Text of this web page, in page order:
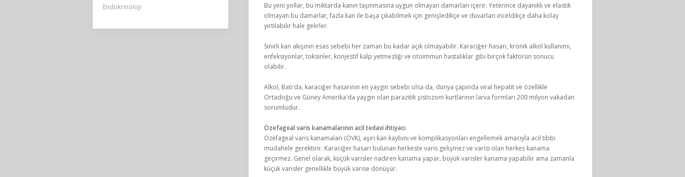
Bu yeni yollar, bu miktarda kanın taşınmasına uygun olmayan damarları içerir. Yeterince dayanıklı ve elastik
olmayan bu damarlar, fazla kan ile başa çıkabilmek için genişledikçe ve duvarları inceldikçe daha kolay
yırtılabilir hale gelirler.
Sınırlı kan akışının esas sebebi her zaman bu kadar açık olmayabilir. Karaciğer hasarı, kronik alkol kullanımı,
enfeksiyonlar, toksinler, konjestif kalp yetmezliği ve otoimmun hastalıklar gibi birçok faktörün sonucu
olabilir.
Alkol, Batı'da, karaciğer hasarının en yaygın sebebi olsa da, dünya çapında viral hepatit ve özellikle
Ortadoğu ve Güney Amerika'da yaygın olan parazitik şistozom kurtlarının larva formları 200 milyon vakadan
sorumludur.
Özefageal varis kanamalarının acil tedavi ihtiyacı
Özefageal varis kanamaları (ÖVK), aşırı kan kaybını ve komplikasyonları engellemek amacıyla acil tıbbi
müdahele gerektirir. Karaciğer hasarı bulunan herkeste varis gelişmez ve varisi olan herkes kanama
geçirmez. Genel olarak, küçük varisler nadiren kanama yapar, büyük varisler kanama yapabilir ama zamanla
küçük varisler genellikle büyük varise dönüşür.
Endokrinoloji